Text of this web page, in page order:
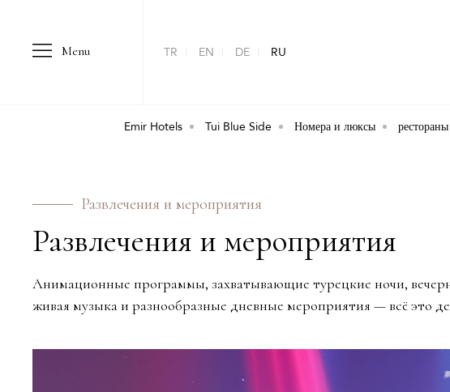
Menu TR EN DE RU
Emir Hotels Tui Blue Side Номера и люксы
Развлечения и мероприятия
Развлечения и мероприятия
Анимационные программы, захватывающие турецкие ночи,
живая музыка и разнообразные дневные мероприятия — всё это